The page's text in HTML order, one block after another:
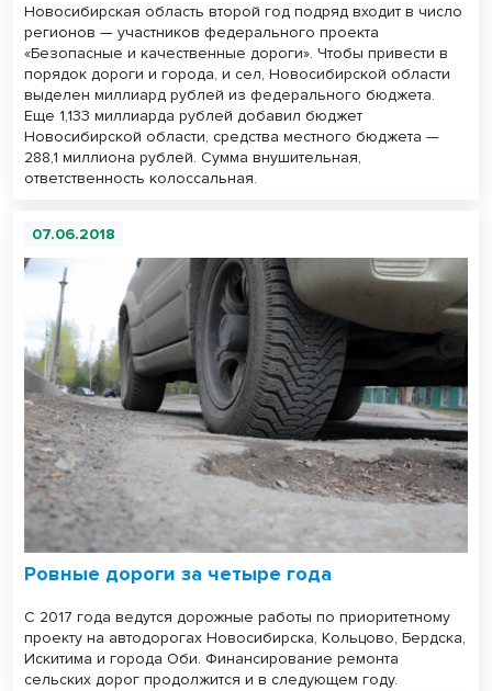
Новосибирская область второй год подряд входит в число
регионов — участников федерального проекта
«Безопасные и качественные дороги». Чтобы привести в
порядок дороги и города, и сел, Новосибирской области
выделен миллиард рублей из федерального бюджета.
Еще 1,133 миллиарда рублей добавил бюджет
Новосибирской области, средства местного бюджета —
288,1 миллиона рублей. Сумма внушительная,
ответственность колоссальная.
07.06.2018
Ровные дороги за четыре года
С 2017 года ведутся дорожные работы по приоритетному
проекту на автодорогах Новосибирска, Кольцово, Бердска,
Искитима и города Оби. Финансирование ремонта
сельских дорог продолжится и в следующем году.